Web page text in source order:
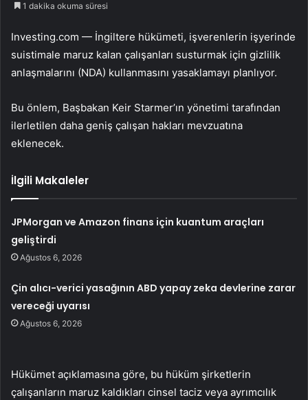
1 dakika okuma süresi
Investing.com — İngiltere hükümeti, işverenlerin işyerinde
suistimale maruz kalan çalışanları susturmak için gizlilik
anlaşmalarını (NDA) kullanmasını yasaklamayı planlıyor.
Bu önlem, Başbakan Keir Starmer’ın yönetimi tarafından
ilerletilen daha geniş çalışan hakları mevzuatına
eklenecek.
İlgili Makaleler
JPMorgan ve Amazon finans için kuantum araçları
geliştirdi
Ağustos 6, 2026
Çin alıcı-verici yasağının ABD yapay zeka devlerine zarar
vereceği uyarısı
Ağustos 6, 2026
Hükümet açıklamasına göre, bu hüküm şirketlerin
çalışanların maruz kaldıkları cinsel taciz veya ayrımcılık